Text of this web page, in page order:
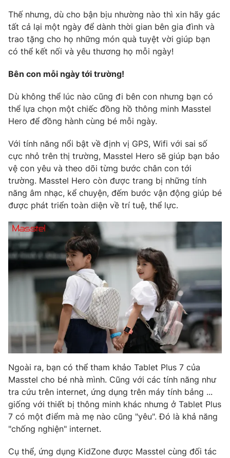
Giải sao mai
Làm đẹp
Chất lượng cuộc sống
Tuyển sinh
Học trực tuyến
Công nghệ
Hitech Công nghệ tương lai
Sản phẩm
Thị trường
Tư vấn
Lịch phát sóng
Chuyên mục khác
Emagazine Podcast
Photo Infographic
Video Shorts video
VTV Money VTV Thể thao
VTV Sức khoẻ Bất động sản
Thị trường 24h Tấm lòng Việt
Vươn mình bằng AI
VTV9 VTV8
Liên hệ tòa soạn English
Thế nhưng, dù cho bận bịu nhường nào thì xin hãy gác
tất cả lại một ngày để dành thời gian bên gia đình và
trao tặng cho họ những món quà tuyệt vời giúp bạn
có thể kết nối và yêu thương họ mỗi ngày!
Bên con mỗi ngày tới trường!
Dù không thể lúc nào cũng đi bên con nhưng bạn có
thể lựa chọn một chiếc đồng hồ thông minh Masstel
Hero để đồng hành cùng bé mỗi ngày.
Với tính năng nổi bật về định vị GPS, Wifi với sai số
cực nhỏ trên thị trường, Masstel Hero sẽ giúp bạn bảo
vệ con yêu và theo dõi từng bước chân con tới
trường. Masstel Hero còn được trang bị những tính
năng âm nhạc, kể chuyện, đếm bước vận động giúp bé
được phát triển toàn diện về trí tuệ, thể lực.
Ngoài ra, bạn có thể tham khảo Tablet Plus 7 của
Masstel cho bé nhà mình. Cũng với các tính năng như
tra cứu trên internet, ứng dụng trên máy tính bảng ...
giống với thiết bị thông minh khác nhưng ở Tablet Plus
7 có một điểm mà mẹ nào cũng "yêu". Đó là khả năng
"chống nghiện" internet.
Cụ thể, ứng dụng KidZone được Masstel cùng đối tác